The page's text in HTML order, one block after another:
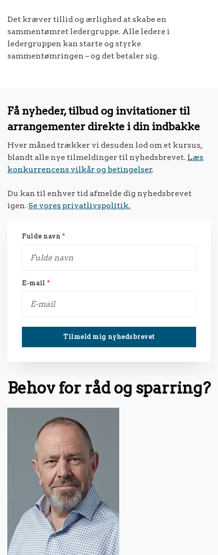
Det kræver tillid og ærlighed at skabe en
sammentømret ledergruppe. Alle ledere i
ledergruppen kan starte og styrke
sammentømringen – og det betaler sig.
Få nyheder, tilbud og invitationer til
arrangementer direkte i din indbakke
Hver måned trækker vi desuden lod om et kursus,
blandt alle nye tilmeldinger til nyhedsbrevet. Læs
konkurrencens vilkår og betingelser.
Du kan til enhver tid afmelde dig nyhedsbrevet
igen. Se vores privatlivspolitik.
Fulde navn*
E-mail *
Behov for råd og sparring?